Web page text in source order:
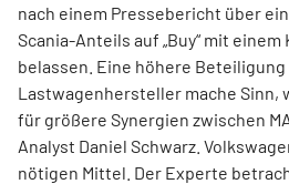
nach einem Pressebericht über
Scania-Anteils auf „Buy“ mit
belassen. Eine höhere Beteiligung
Lastwagenhersteller mache Sinn,
für größere Synergien zwischen
Analyst Daniel Schwarz.
nötigen Mittel. Der Experte